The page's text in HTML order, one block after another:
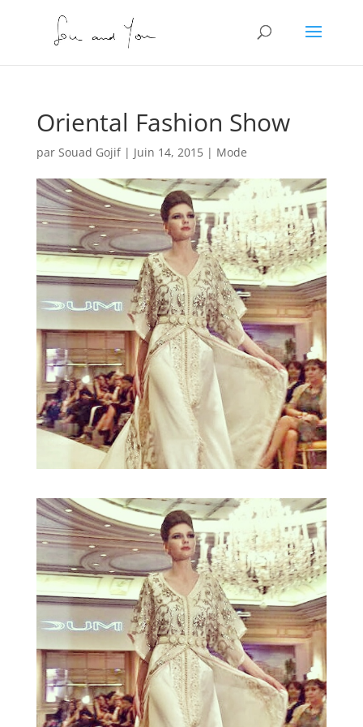
Oriental Fashion Show
par Souad Gojif| Juin 14, 2015| Mode